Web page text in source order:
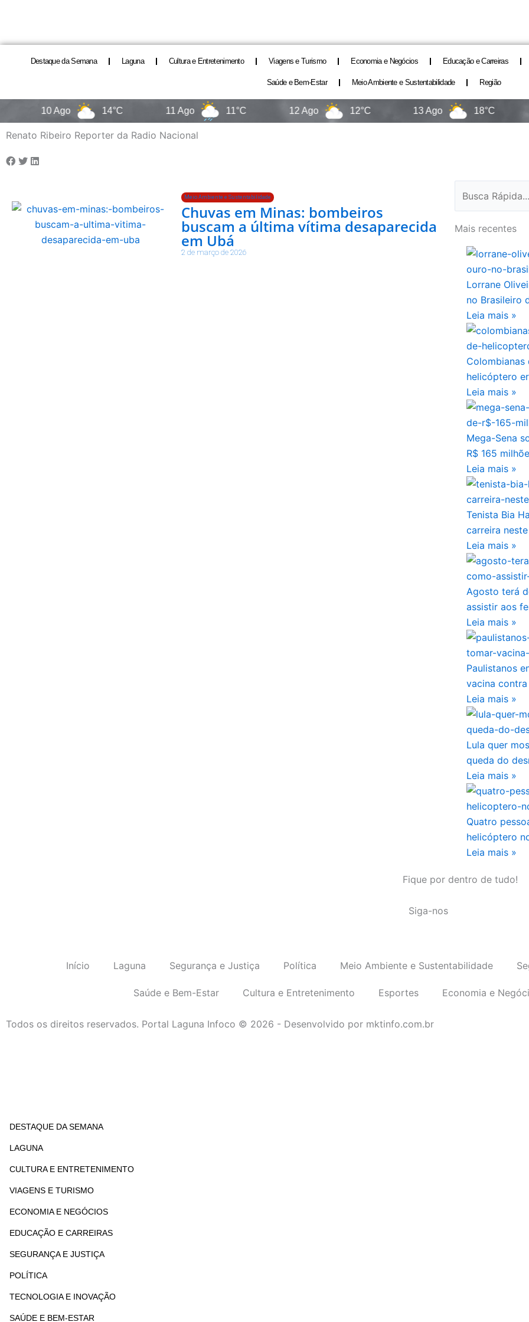
Destaque da Semana Laguna Cultura e Entretenimento Viagens e Turismo Economia e Negócios Educação e Carreiras
Saúde e Bem-Estar Meio Ambiente e Sustentabilidade Região
10 Ago 14°C 11 Ago 11°C 12 Ago 12°C 13 Ago 18°C
Renato Ribeiro Reporter da Radio Nacional
Meio Ambiente e Sustentabilidade
Chuvas em Minas: bombeiros
buscam a última vítima desaparecida
em Ubá
2 de março de 2026
Mais recentes
Lorrane
no Brasileiro
Leia mais »
Colombianas
helicóptero
Leia mais »
Mega-Sena
R$ 165
Leia mais »
Tenista Bia
carreira
Leia mais »
Agosto terá
assistir aos
Leia mais »
Paulistanos
vacina
Leia mais »
Lula quer
queda do
Leia mais »
Quatro
helicóptero
Leia mais »
Fique por dentro de tudo!
Siga-nos
Início Laguna Segurança e Justiça Política Meio Ambiente e Sustentabilidade
Saúde e Bem-Estar Cultura e Entretenimento Esportes Economia e
Todos os direitos reservados. Portal Laguna Infoco © 2026 - Desenvolvido por mktinfo.com.br
DESTAQUE DA SEMANA
LAGUNA
CULTURA E ENTRETENIMENTO
VIAGENS E TURISMO
ECONOMIA E NEGÓCIOS
EDUCAÇÃO E CARREIRAS
SEGURANÇA E JUSTIÇA
POLÍTICA
TECNOLOGIA E INOVAÇÃO
SAÚDE E BEM-ESTAR